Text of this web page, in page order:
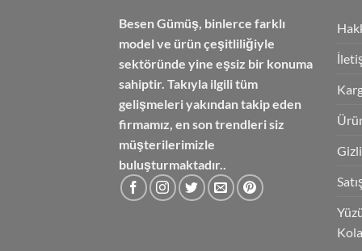
Besen Gümüş, binlerce farklı
model ve ürün çeşitliliğiyle
sektöründe yine eşsiz bir konuma
sahiptir. Takıyla ilgili tüm
gelişmeleri yakından takip eden
firmamız, en son trendleri siz
müşterilerimizle
buluşturmaktadır..